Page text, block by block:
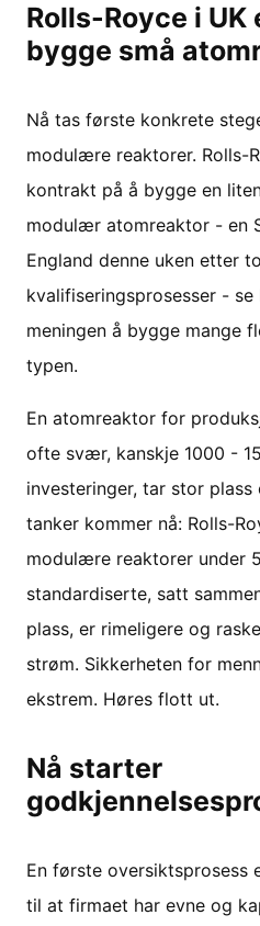
Rolls-Royce i UK
bygge små
Nå tas første konkrete
modulære reaktorer. Rolls-
kontrakt på å bygge en
modulær atomreaktor - en
England denne uken etter
kvalifiseringsprosesser - se
meningen å bygge mange
typen.
En atomreaktor for
ofte svær, kanskje 1000 -
investeringer, tar stor
tanker kommer nå: Rolls-
modulære reaktorer under
standardiserte, satt
plass, er rimeligere og
strøm. Sikkerheten for
ekstrem. Høres flott ut.
Nå starter
En første oversiktsprosess
til at firmaet har evne og